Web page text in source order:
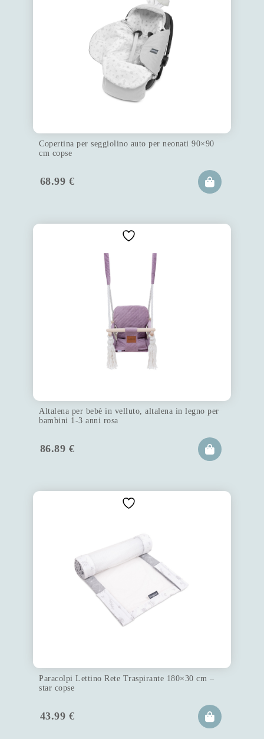
Copertina per seggiolino auto per neonati 90×90
cm copse
68.99 €
Altalena per bebè in velluto, altalena in legno per
bambini 1-3 anni rosa
86.89 €
Paracolpi Lettino Rete Traspirante 180×30 cm –
star copse
43.99 €